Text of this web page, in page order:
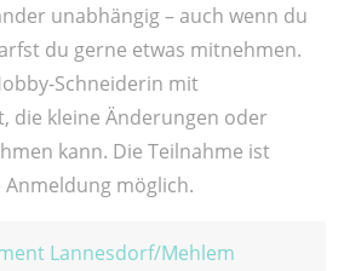
unabhängig – auch wenn du
du gerne etwas mitnehmen.
Schneiderin mit
die kleine Änderungen oder
kann. Die Teilnahme ist
möglich.
Lannesdorf/Mehlem